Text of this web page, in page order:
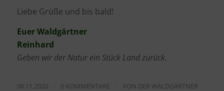
Liebe Grüße und bis bald!
Euer Waldgärtner
Reinhard
Geben wir der Natur ein Stück Land zurück.
08.11.2020 0 KOMMENTARE VON DER WALDGÄRTNER